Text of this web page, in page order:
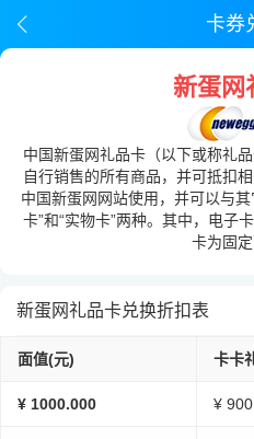
卡券
新蛋网
中国新蛋网礼品卡（以下或称礼
自行销售的所有商品，并可抵扣
中国新蛋网网站使用，并可以与
卡”和“实物卡”两种。其中，电子
卡为固定
新蛋网礼品卡兑换折扣表
面值(元) 卡卡
¥ 1000.000 ¥